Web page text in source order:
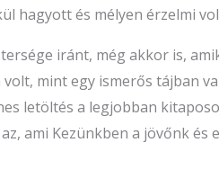
hagyott és mélyen érzelmi
iránt, még akkor is,
mint egy ismerős tájban
letöltés a legjobban
ami Kezünkben a jövőnk és